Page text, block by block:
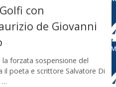
con
de Giovanni
la forzata sospensione del
il poeta e scrittore Salvatore Di
…